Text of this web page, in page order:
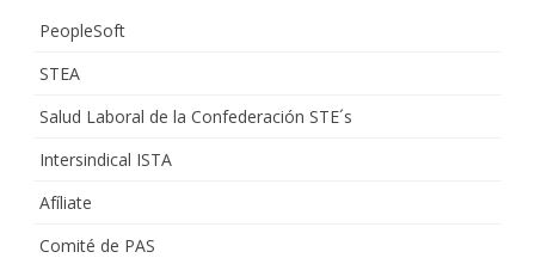
PeopleSoft
STEA
Salud Laboral de la Confederación STE´s
Intersindical ISTA
Afíliate
Comité de PAS